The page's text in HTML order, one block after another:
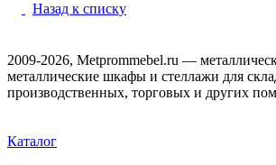
Назад к списку
2009-2026, Metprommebel.ru —
металлические шкафы и стеллажи для
производственных, торговых и других
Каталог